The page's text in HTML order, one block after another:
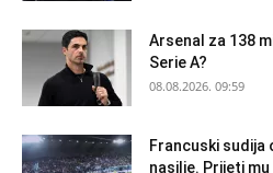
Arsenal za 138
Serie A?
08.08.2026. 09:59
Francuski
nasilje. Prijeti